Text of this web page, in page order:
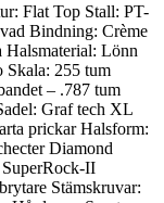
Flat Top Stall: PT-
Bindning: Crème
Halsmaterial: Lönn
Skala: 255 tum
– .787 tum
Graf tech XL
prickar Halsform:
Diamond
II
Stämskruvar: